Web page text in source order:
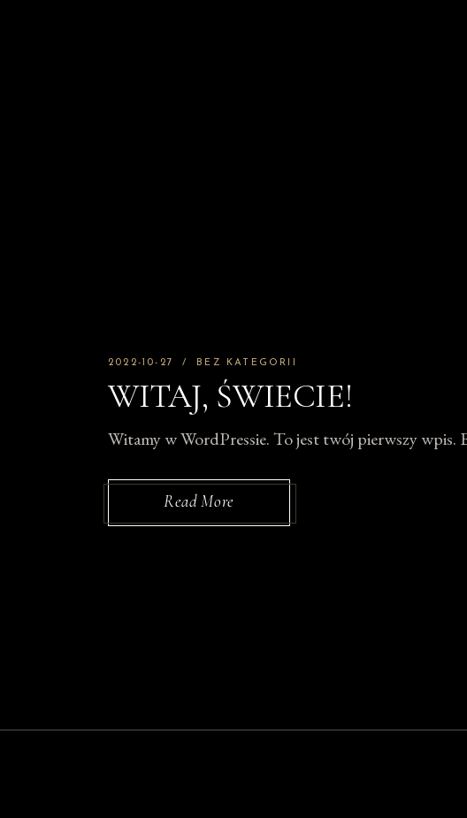
2022-10-27 BEZ KATEGORII
WITAJ, ŚWIECIE!
Witamy w WordPressie. To jest twój pierwszy wpis.
Read More